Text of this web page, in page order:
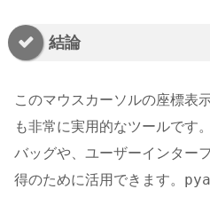
結論
このマウスカーソルの座標表
も非常に実用的なツールです
バッグや、ユーザーインター
得のために活用できます。